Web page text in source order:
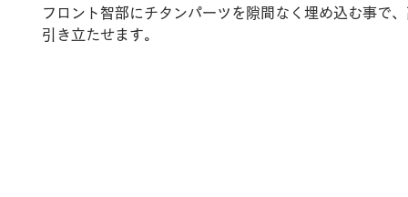
フロント智部にチタンパーツを隙間なく埋め込む事で
引き立たせます。